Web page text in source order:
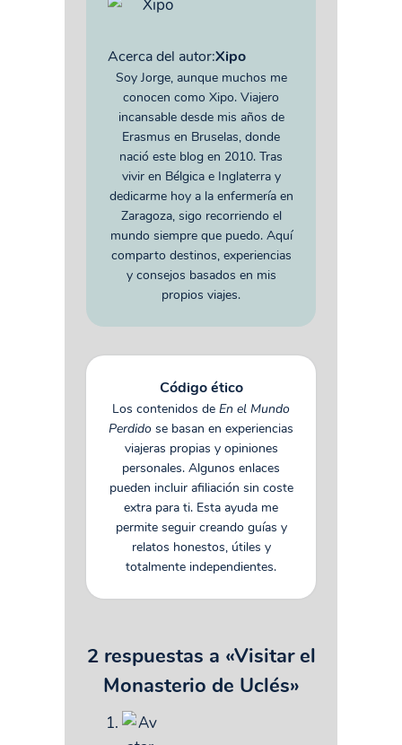
Acerca del autor:Xipo
Soy Jorge, aunque muchos me
conocen como Xipo. Viajero
incansable desde mis años de
Erasmus en Bruselas, donde
nació este blog en 2010. Tras
vivir en Bélgica e Inglaterra y
dedicarme hoy a la enfermería en
Zaragoza, sigo recorriendo el
mundo siempre que puedo. Aquí
comparto destinos, experiencias
y consejos basados en mis
propios viajes.
Código ético
Los contenidos de En el Mundo
Perdido se basan en experiencias
viajeras propias y opiniones
personales. Algunos enlaces
pueden incluir afiliación sin coste
extra para ti. Esta ayuda me
permite seguir creando guías y
relatos honestos, útiles y
totalmente independientes.
2 respuestas a «Visitar el
Monasterio de Uclés»